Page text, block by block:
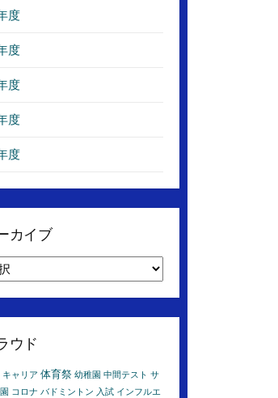
度
度
度
度
度
カイブ
ウド
キャリア 体育祭 幼稚園 中間テスト サ
コロナ バドミントン 入試 インフルエ